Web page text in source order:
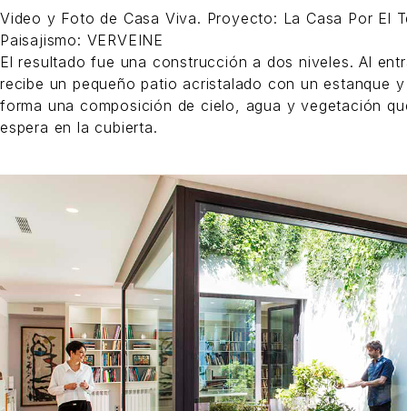
Video y Foto de Casa Viva. Proyecto: La Casa Por El
Paisajismo: VERVEINE
El resultado fue una construcción a dos niveles. Al
recibe un pequeño patio acristalado con un estanque
forma una composición de cielo, agua y vegetación
espera en la cubierta.